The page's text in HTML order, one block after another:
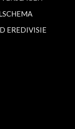
EREDIVISIE